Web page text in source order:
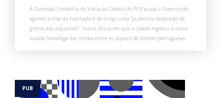
A Comissão Concelhia de Viana do Castelo do PCP acusa o Governo de
agravar a crise da habitação e de dirigir uma “autêntica declaração de
guerra aos inquilinos”, numa altura em que a cidade registou a maior
subida homóloga das rendas entre as capitais de distrito portuguesas.